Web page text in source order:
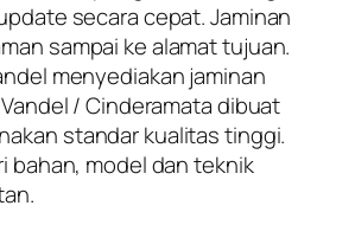
secara cepat. Jaminan
sampai ke alamat tujuan.
menyediakan jaminan
/ Cinderamata dibuat
standar kualitas tinggi.
bahan, model dan teknik